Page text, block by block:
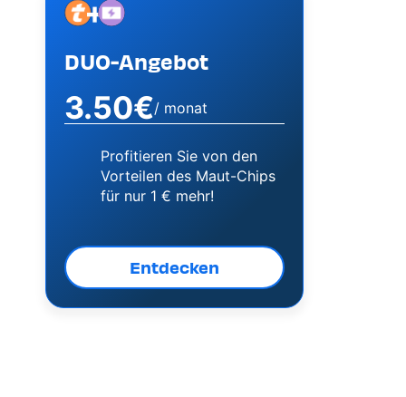
Image
+Image
DUO-Angebot
3.50€/ monat
Profitieren Sie von den
Vorteilen des Maut-Chips
für nur 1 € mehr!
Entdecken